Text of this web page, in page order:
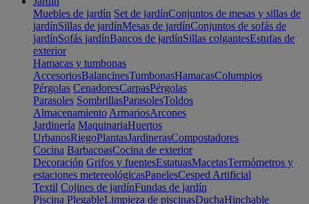
Muebles de jardín Set de jardínConjuntos de mesas y sillas de
jardínSillas de jardínMesas de jardínConjuntos de sofás de
jardínSofás jardínBancos de jardínSillas colgantesEstufas de
exterior
Hamacas y tumbonas
AccesoriosBalancinesTumbonasHamacasColumpios
Pérgolas CenadoresCarpasPérgolas
Parasoles SombrillasParasolesToldos
Almacenamiento ArmariosArcones
Jardinería MaquinariaHuertos
UrbanosRiegoPlantasJardinerasCompostadores
Cocina BarbacoasCocina de exterior
Decoración Grifos y fuentesEstatuasMacetasTermómetros y
estaciones metereológicasPanelesCesped Artificial
Textil Cojines de jardínFundas de jardín
Piscina PlegableLimpieza de piscinasDuchaHinchable